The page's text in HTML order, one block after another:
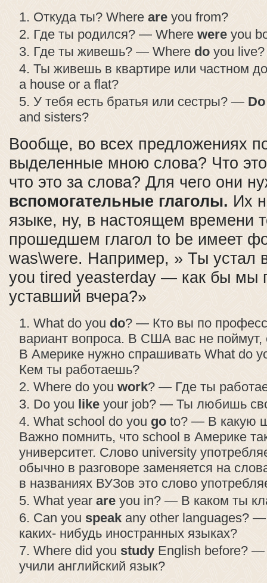
Откуда ты? Where are you from?
Где ты родился? — Where were you
Где ты живешь? — Where do you live?
Ты живешь в квартире или частном
a house or a flat?
У тебя есть братья или сестры? —
and sisters?
Вообще, во всех предложениях
выделенные мною слова? Что
что это за слова? Для чего они
вспомогательные глаголы. Их
языке, ну, в настоящем времени
прошедшем глагол to be имеет
was\were. Например, » Ты устал
you tired yeasterday — как бы мы
уставший вчера?»
What do you do? — Кто вы по
вариант вопроса. В США вас не поймут,
В Америке нужно спрашивать What do
Кем ты работаешь?
Where do you work? — Где ты
Do you like your job? — Ты любишь
What school do you go to? — В какую
Важно помнить, что school в Америке
университет. Слово university
обычно в разговоре заменяется на
в названиях ВУЗов это слово
What year are you in? — В каком ты
Can you speak any other languages?
каких- нибудь иностранных языках?
Where did you study English before?
учили английский язык?